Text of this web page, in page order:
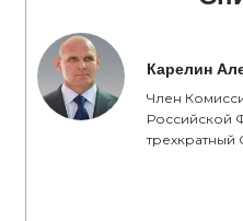
Карелин
Член
Российской